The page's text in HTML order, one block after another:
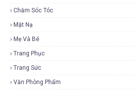
Chăm Sóc Tóc
Mặt Nạ
Mẹ Và Bé
Trang Phục
Trang Sức
Văn Phòng Phẩm